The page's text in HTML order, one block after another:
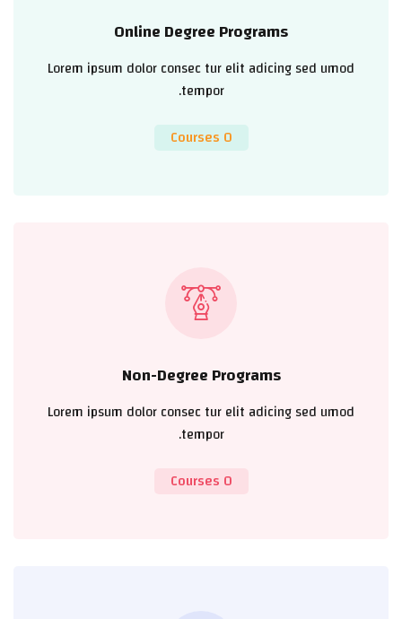
Online Degree Programs
Lorem ipsum dolor consec tur elit adicing sed umod
tempor.
0 Courses
Non-Degree Programs
Lorem ipsum dolor consec tur elit adicing sed umod
tempor.
0 Courses